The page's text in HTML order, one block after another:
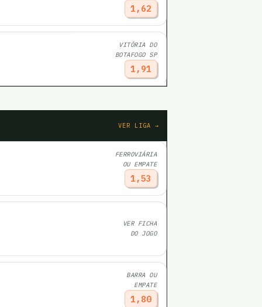
1,62
VITÓRIA DO
BOTAFOGO SP
1,91
VER LIGA →
FERROVIÁRIA
OU EMPATE
1,53
VER FICHA
DO JOGO
BARRA OU
EMPATE
1,80